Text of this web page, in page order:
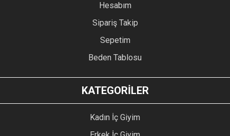
Hesabım
Sipariş Takip
Sepetim
Beden Tablosu
KATEGORİLER
Kadın İç Giyim